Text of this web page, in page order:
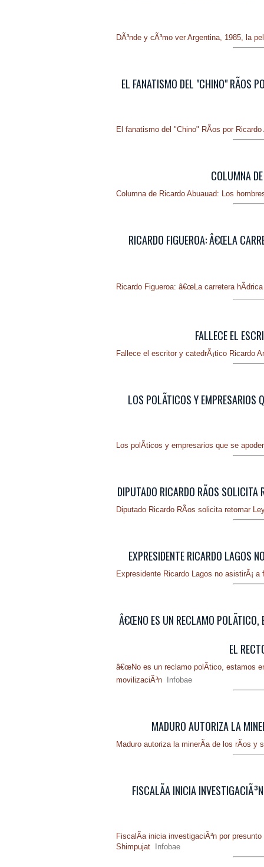
DÃ³nde y cÃ³mo ver Argentina, 1985, la
EL FANATISMO DEL "CHINO" RÃ­OS
El fanatismo del "Chino" RÃ­os por
COLUMNA
Columna de Ricardo Abuauad: Los
RICARDO FIGUEROA: Â€ŒLA
Ricardo Figueroa: â€œLa carretera
FALLECE EL
Fallece el escritor y catedrÃ¡tico Ricardo
LOS POLÃ­TICOS Y EMPRESARIOS
Los polÃ­ticos y empresarios que se
DIPUTADO RICARDO RÃ­OS SOLICITA
Diputado Ricardo RÃ­os solicita retomar
EXPRESIDENTE RICARDO LAGOS
Expresidente Ricardo Lagos no asistirÃ¡
Â€ŒNO ES UN RECLAMO POLÃ­TICO,
EL
â€œNo es un reclamo polÃ­tico, estamos
movilizaciÃ³n
Infobae
MADURO AUTORIZA LA
Maduro autoriza la minerÃ­a de los rÃ­os y
FISCALÃ­A INICIA
FiscalÃ­a inicia investigaciÃ³n por
Shimpujat
Infobae